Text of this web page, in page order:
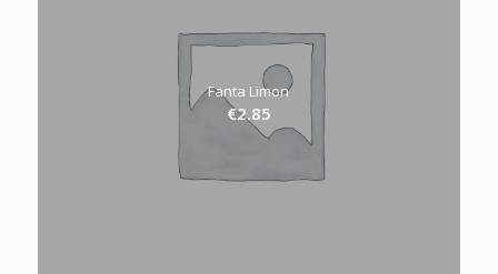
Fanta Limon
€2.85